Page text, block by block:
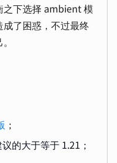
之下选择 ambient 模
了困惑，不过最终
；
的大于等于 1.21；